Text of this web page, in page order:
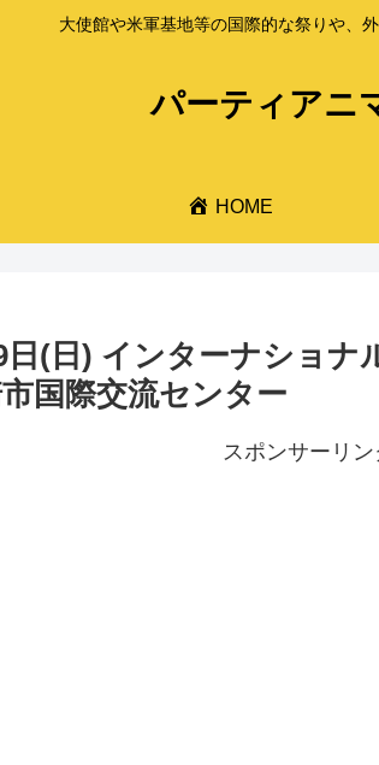
大使館や米軍基地等の国際的な祭りや、
パーティアニ
HOME
日(日) インターナショ
国際交流センター
スポンサーリン